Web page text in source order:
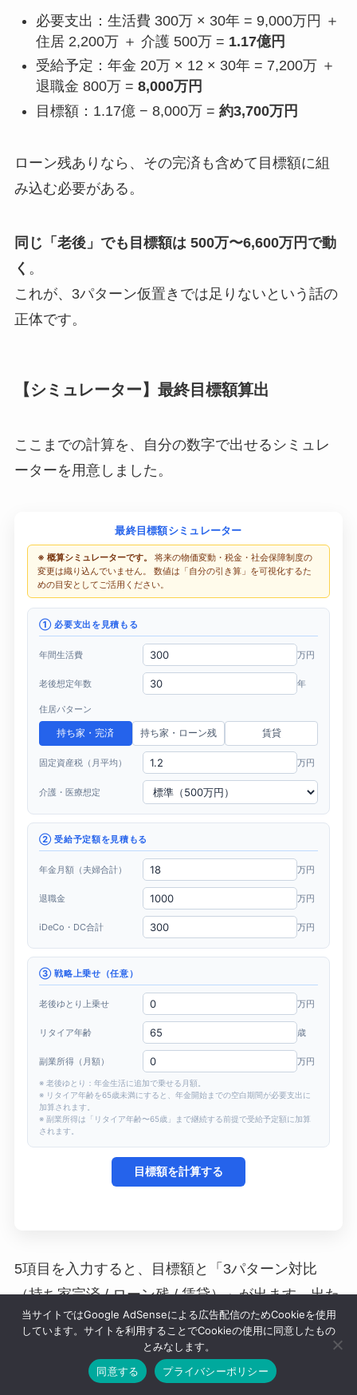
必要支出：生活費 300万 × 30年 = 9,000万円 ＋
住居 2,200万 ＋ 介護 500万 = 1.17億円
受給予定：年金 20万 × 12 × 30年 = 7,200万 ＋
退職金 800万 = 8,000万円
目標額：1.17億 − 8,000万 = 約3,700万円
ローン残ありなら、その完済も含めて目標額に組
み込む必要がある。
同じ「老後」でも目標額は 500万〜6,600万円で動
く 。
これが、3パターン仮置きでは足りないという話の
正体です。
【シミュレーター】最終目標額算出
ここまでの計算を、自分の数字で出せるシミュレ
ーターを用意しました。
5項目を入力すると、目標額と「3パターン対比
（持ち家完済 / ローン残 / 賃貸）」が出ます。出た
数字を、前回記事のシミュレーターに入れれば、
毎月の積立額まで一気通貫で逆算できます。
当サイトではGoogle AdSenseによる広告配信のためCookieを使用
しています。サイトを利用することでCookieの使用に同意したもの
とみなします。
同意する
プライバシーポリシー